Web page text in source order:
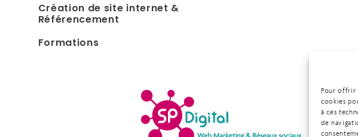
Pour offrir
cookies
à ces
de
Création de site internet &
Référencement
Formations